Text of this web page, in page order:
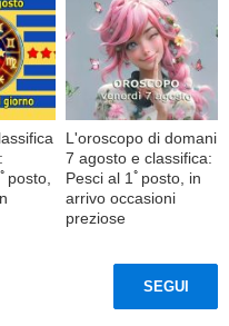
posto,
L'oroscopo di domani
7 agosto e classifica:
Pesci al 1ﾟposto, in
arrivo occasioni
preziose
SEGUI